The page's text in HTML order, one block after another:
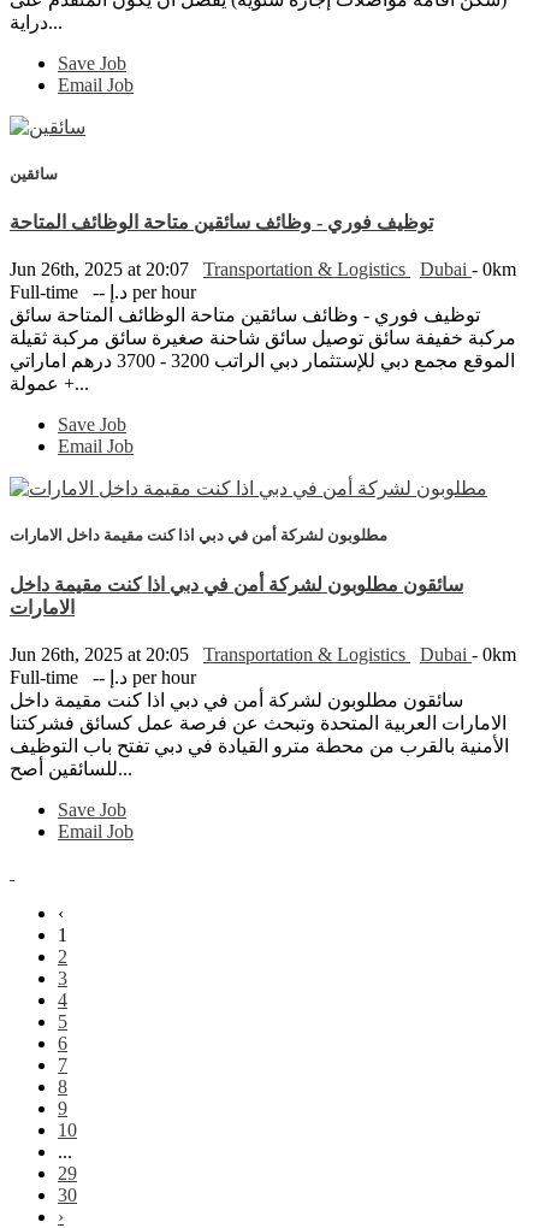
دراية...
Save Job
Email Job
سائقين
توظيف فوري - وظائف سائقين متاحة الوظائف المتاحة
Jun 26th, 2025 at 20:07 Transportation & Logistics Dubai - 0km
Full-time
-- د.إ per hour
توظيف فوري - وظائف سائقين متاحة الوظائف المتاحة سائق
مركبة خفيفة سائق توصيل سائق شاحنة صغيرة سائق مركبة ثقيلة
الموقع مجمع دبي للإستثمار دبي الراتب 3200 - 3700 درهم اماراتي
+ عمولة...
Save Job
Email Job
مطلوبون لشركة أمن في دبي اذا كنت مقيمة داخل الامارات
سائقون مطلوبون لشركة أمن في دبي اذا كنت مقيمة داخل
الامارات
Jun 26th, 2025 at 20:05 Transportation & Logistics Dubai - 0km
Full-time
-- د.إ per hour
سائقون مطلوبون لشركة أمن في دبي اذا كنت مقيمة داخل
الامارات العربية المتحدة وتبحث عن فرصة عمل كسائق فشركتنا
الأمنية بالقرب من محطة مترو القيادة في دبي تفتح باب التوظيف
للسائقين أصح...
Save Job
Email Job
‹
1
2
3
4
5
6
7
8
9
10
...
29
30
›